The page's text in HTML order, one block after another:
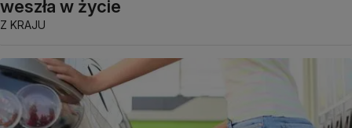
weszła w życie
Z KRAJU